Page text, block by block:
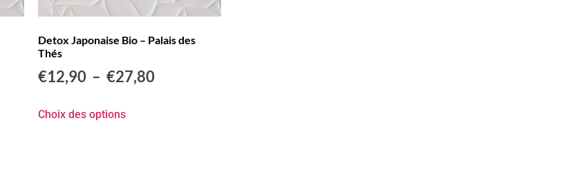
Detox Japonaise Bio – Palais des
Thés
€12,90 – €27,80
Choix des options